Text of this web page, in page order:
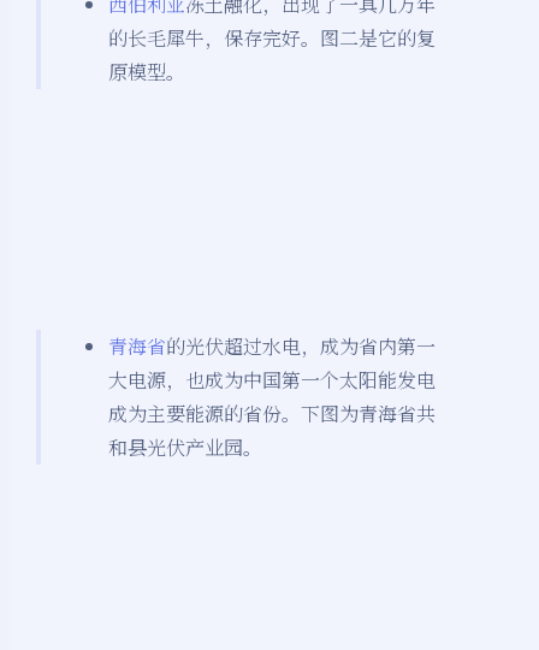
的长毛犀牛，保存完好。图二是它的复
原模型。
青海省的光伏超过水电，成为省内第一
大电源，也成为中国第一个太阳能发电
成为主要能源的省份。下图为青海省共
和县光伏产业园。